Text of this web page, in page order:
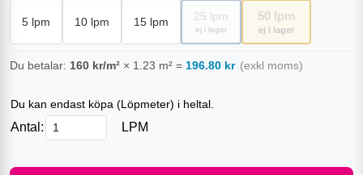
5 lpm 10 lpm 15 lpm 25 lpm
ej i lager
50 lpm
ej i lager
Du betalar: 160 kr/m² × 1.23 m² = 196.80 kr (exkl moms)
Du kan endast köpa (Löpmeter) i heltal.
Antal: LPM